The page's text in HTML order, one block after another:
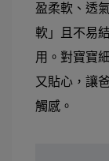
盈柔軟、透
軟」且不易
用。對寶寶
又貼心，讓
觸感。